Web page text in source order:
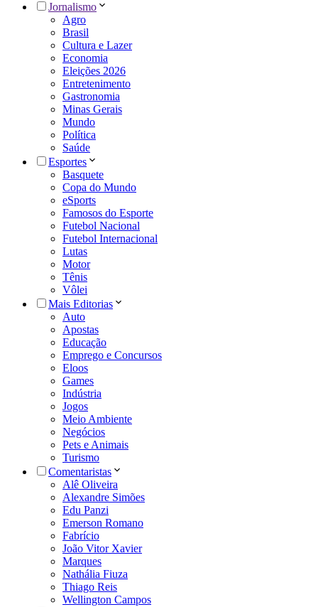
Jornalismo
Agro
Brasil
Cultura e Lazer
Economia
Eleições 2026
Entretenimento
Gastronomia
Minas Gerais
Mundo
Política
Saúde
Esportes
Basquete
Copa do Mundo
eSports
Famosos do Esporte
Futebol Nacional
Futebol Internacional
Lutas
Motor
Tênis
Vôlei
Mais Editorias
Auto
Apostas
Educação
Emprego e Concursos
Eloos
Games
Indústria
Jogos
Meio Ambiente
Negócios
Pets e Animais
Turismo
Comentaristas
Alê Oliveira
Alexandre Simões
Edu Panzi
Emerson Romano
Fabrício
João Vitor Xavier
Marques
Nathália Fiuza
Thiago Reis
Wellington Campos